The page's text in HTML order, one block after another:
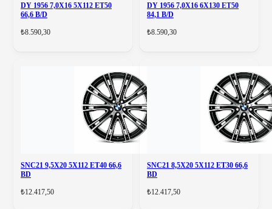
DY 1956 7,0X16 5X112 ET50
66,6 B/D
₺8.590,30
DY 1956 7,0X16 6X130 ET50
84,1 B/D
₺8.590,30
SNC21 9,5X20 5X112 ET40 66,6
BD
₺12.417,50
SNC21 8,5X20 5X112 ET30 66,6
BD
₺12.417,50